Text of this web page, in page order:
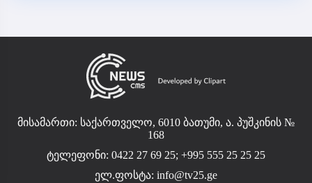
მისამართი: საქართველო, 6010 ბათუმი, ა. პუშკინის №
168
ტელეფონი: 0422 27 69 25; +995 555 25 25 25
ელ.ფოსტა: info@tv25.ge